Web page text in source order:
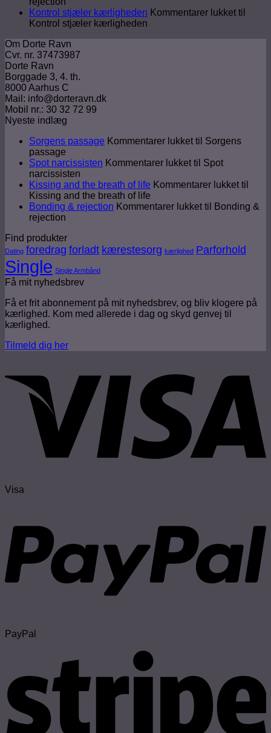
Kontrol stjæler kærligheden Kommentarer lukket til
Kontrol stjæler kærligheden
Om Dorte Ravn
Cvr. nr. 37473987
Dorte Ravn
Borggade 3, 4. th.
8000 Aarhus C
Mail: info@dorteravn.dk
Mobil nr.: 30 32 72 99
Nyeste indlæg
Sorgens passage Kommentarer lukket til Sorgens
passage
Spot narcissisten Kommentarer lukket til Spot
narcissisten
Kissing and the breath of life Kommentarer lukket til
Kissing and the breath of life
Bonding & rejection Kommentarer lukket til Bonding &
rejection
Find produkter
Dating foredrag forladt kærestesorg kærlighed Parforhold
Single Single Armbånd
Få mit nyhedsbrev
Få et frit abonnement på mit nyhedsbrev, og bliv klogere på
kærlighed. Kom med allerede i dag og skyd genvej til
kærlighed.
Tilmeld dig her
Visa
PayPal